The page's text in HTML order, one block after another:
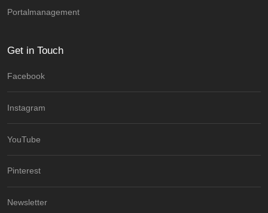
Portalmanagement
Get in Touch
Facebook
Instagram
YouTube
Pinterest
Newsletter